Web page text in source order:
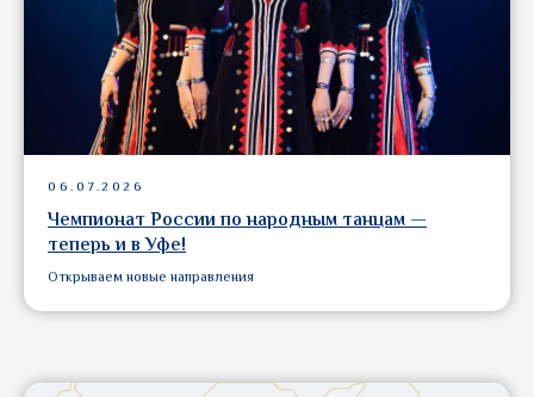
06.07.2026
Чемпионат России по народным танцам —
теперь и в Уфе!
Открываем новые направления